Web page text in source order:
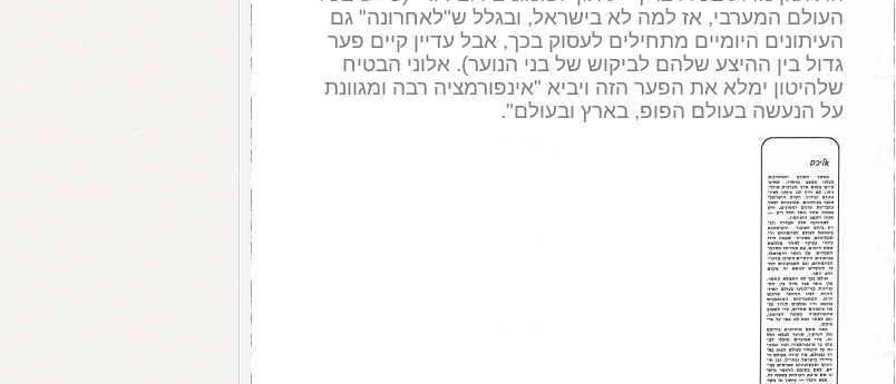
העולם המערבי, אז למה לא בישראל, ובגלל ש"לאחרונה" גם
העיתונים היומיים מתחילים לעסוק בכך, אבל עדיין קיים פער
גדול בין ההיצע שלהם לביקוש של בני הנוער). אלוני הבטיח
שלהיטון ימלא את הפער הזה ויביא "אינפורמציה רבה ומגוונת
על הנעשה בעולם הפופ, בארץ ובעולם".